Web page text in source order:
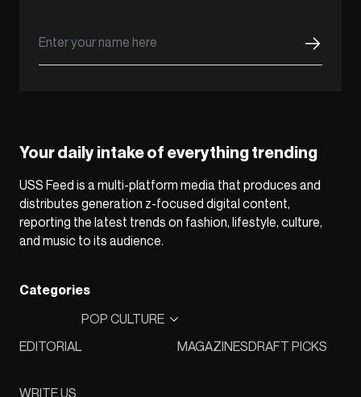
Your daily intake of everything trending
USS Feed is a multi-platform media that produces and
distributes generation z-focused digital content,
reporting the latest trends on fashion, lifestyle, culture,
and music to its audience.
Categories
EDITORIAL
POP CULTURE
MAGAZINESDRAFT PICKS
WRITE US